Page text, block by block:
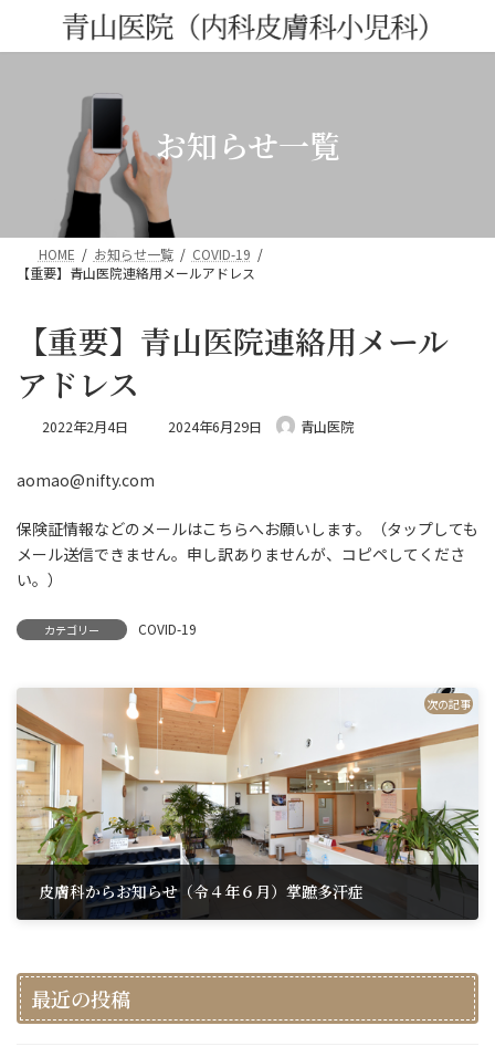
テ
ゲ
お知らせ一覧
HOME お知らせ一覧
COVID-19
【重要】青山医院連絡用メールアドレス
【重要】青山医院連絡用メール
アドレス
2022年2月4日
最
時
2024年6月29日 青山医院
aomao@nifty.com
保険証情報などのメールはこちらへお願いします。（タップしても
メール送信できません。申し訳ありませんが、コピペしてくださ
い。）
カテゴリー COVID-19
次の記事
皮膚科からお知らせ（令４年６月）掌蹠多汗症
最近の投稿